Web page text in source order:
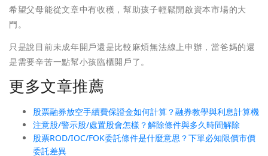
希望父母能從文章中有收穫，幫助孩子輕鬆開啟資本市場的大
門。
只是說目前未成年開戶還是比較麻煩無法線上申辦，當爸媽的還
是需要辛苦一點幫小孩臨櫃開戶了。
更多文章推薦
股票融券放空手續費保證金如何計算？融券教學與利息計算機
注意股/警示股/處置股會怎樣？解除條件與多久時間解除
股票ROD/IOC/FOK委託條件是什麼意思？下單必知限價市價
委託差異